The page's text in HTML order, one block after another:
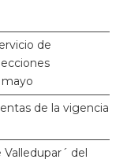
u
t
u
b
de
de la vigencia
del